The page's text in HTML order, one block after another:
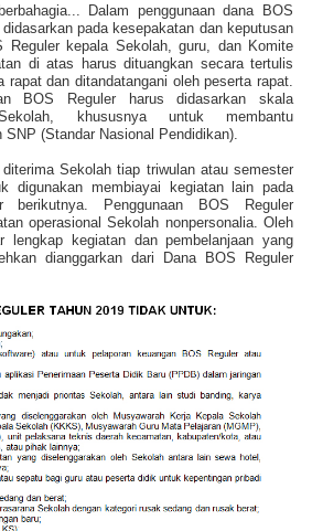
Dalam penggunaan dana BOS
pada kesepakatan dan keputusan
Reguler kepala Sekolah, guru, dan Komite
di atas harus dituangkan secara tertulis
rapat dan ditandatangani oleh peserta rapat.
BOS Reguler harus didasarkan skala
khususnya untuk membantu
(Standar Nasional Pendidikan).
Sekolah tiap triwulan atau semester
digunakan membiayai kegiatan lain pada
berikutnya. Penggunaan BOS Reguler
operasional Sekolah nonpersonalia. Oleh
lengkap kegiatan dan pembelanjaan yang
dianggarkan dari Dana BOS Reguler